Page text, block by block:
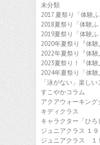
未分類
2017 夏祭り「体験
2018夏祭り「体験ふ
2019夏祭り「体験ふ
2020年夏祭り『体験
2022年夏祭り『体験
2023夏祭り！『体験
2024年夏祭り「体験
「泳がない」楽し
すこやかコラム
アクアウォーキング
キディクラス
キャラクター「ひろ
ジュニアクラス １
ジュニアクラス １